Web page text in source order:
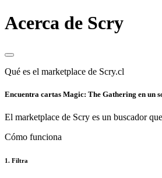
Acerca de Scry
Qué es el marketplace de Scry.cl
Encuentra cartas Magic: The Gathering en un
El marketplace de Scry es un buscador
Cómo funciona
1. Filtra